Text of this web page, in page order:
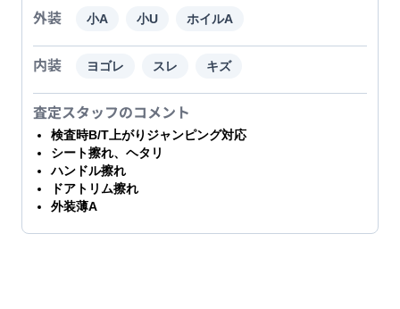
外装 小A 小U ホイルA
内装 ヨゴレ スレ キズ
査定スタッフのコメント
検査時B/T上がりジャンピング対応
シート擦れ、ヘタリ
ハンドル擦れ
ドアトリム擦れ
外装薄A